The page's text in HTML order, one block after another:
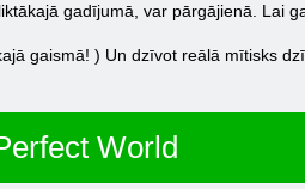
gadījumā, var pārgājienā. Lai
gaismā! ) Un dzīvot reālā mītisks
World